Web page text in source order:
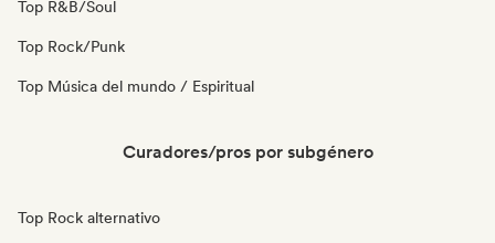
Top R&B/Soul
Top Rock/Punk
Top Música del mundo / Espiritual
Curadores/pros por subgénero
Top Rock alternativo